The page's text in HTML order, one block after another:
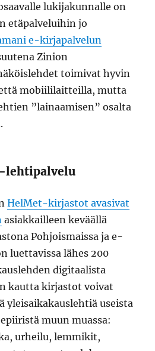
lukijakunnalle on
etäpalveluihin jo
e-kirjapalvelun
Zinion
toimivat hyvin
mobiililaitteilla, mutta
”lainaamisen” osalta
lehtipalvelu
HelMet-kirjastot avasivat
asiakkailleen keväällä
Pohjoismaissa ja e-
luettavissa lähes 200
digitaalista
kautta kirjastot voivat
yleisaikakauslehtiä useista
muun muassa:
urheilu, lemmikit,